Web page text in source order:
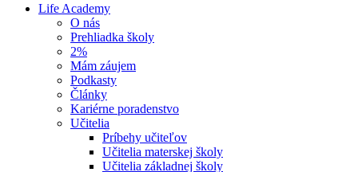
Life Academy
O nás
Prehliadka školy
2%
Mám záujem
Podkasty
Články
Kariérne poradenstvo
Učitelia
Príbehy učiteľov
Učitelia materskej školy
Učitelia základnej školy